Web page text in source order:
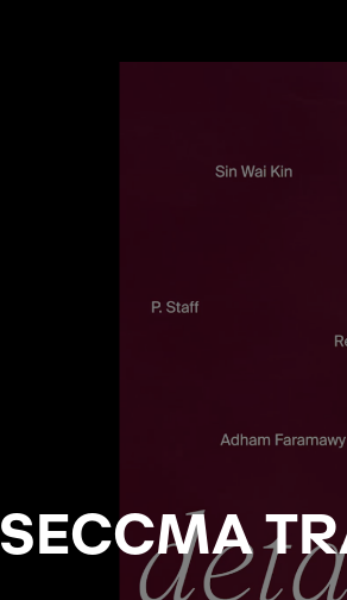
SECCMA